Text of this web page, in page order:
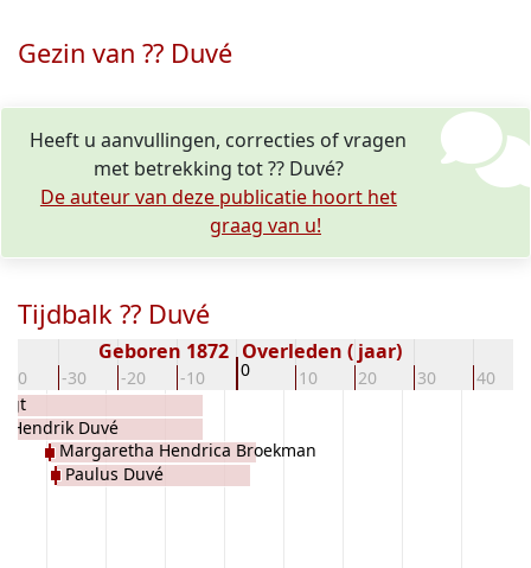
Gezin van ?? Duvé
Heeft u aanvullingen, correcties of vragen
met betrekking tot ?? Duvé?
De auteur van deze publicatie hoort het
graag van u!
Tijdbalk ?? Duvé
-40 -30 -20 -10 0 10 20 30 40
Geboren 1872 Overleden ( jaar)
Hendrik Duvé
Margaretha Hendrica Broekman
Paulus Duvé